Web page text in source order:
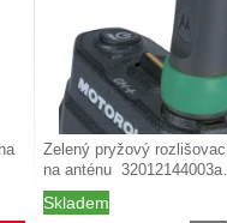
Zelený pryžový
na anténu
Skladem